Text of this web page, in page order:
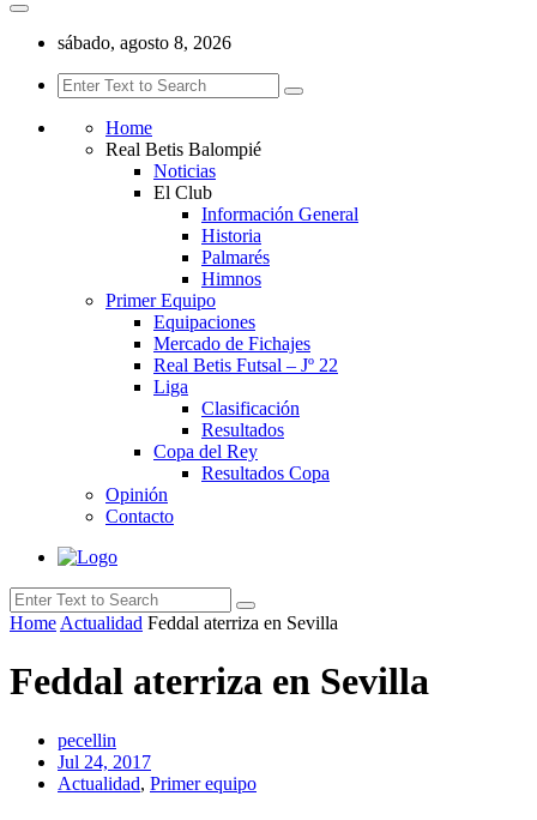
sábado, agosto 8, 2026
Home
Real Betis Balompié
Noticias
El Club
Información General
Historia
Palmarés
Himnos
Primer Equipo
Equipaciones
Mercado de Fichajes
Real Betis Futsal – Jº 22
Liga
Clasificación
Resultados
Copa del Rey
Resultados Copa
Opinión
Contacto
Home Actualidad Feddal aterriza en Sevilla
Feddal aterriza en Sevilla
pecellin
Jul 24, 2017
Actualidad, Primer equipo